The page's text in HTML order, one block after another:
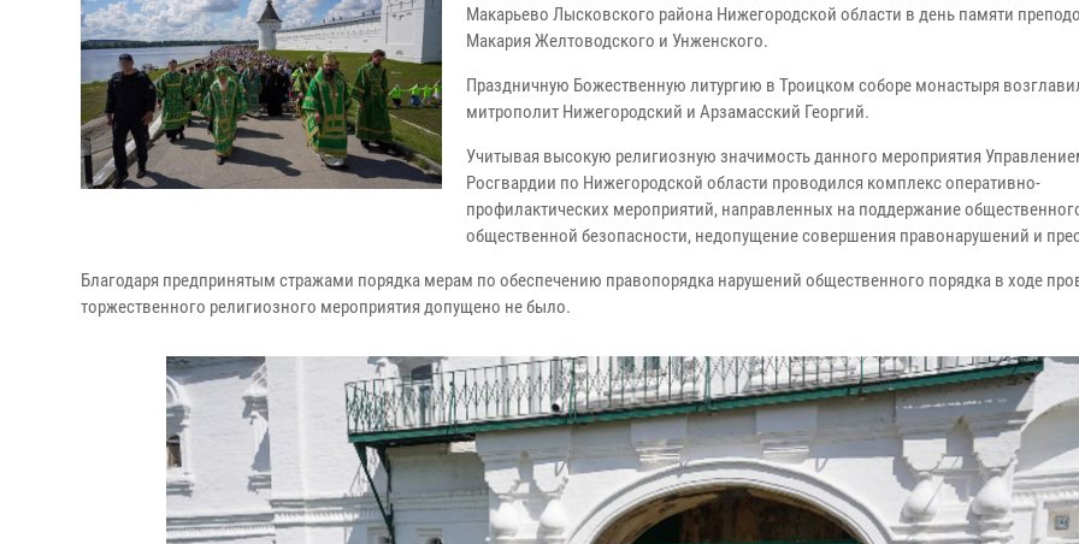
Макарьево Лысковского района Нижегородской области в день памяти
Макария Желтоводского и Унженского.
Праздничную Божественную литургию в Троицком соборе монастыря
митрополит Нижегородский и Арзамасский Георгий.
Учитывая высокую религиозную значимость данного мероприятия
Росгвардии по Нижегородской области проводился комплекс оперативно-
профилактических мероприятий, направленных на поддержание
общественной безопасности, недопущение совершения правонарушений и
Благодаря предпринятым стражами порядка мерам по обеспечению правопорядка нарушений общественного порядка в ходе
торжественного религиозного мероприятия допущено не было.